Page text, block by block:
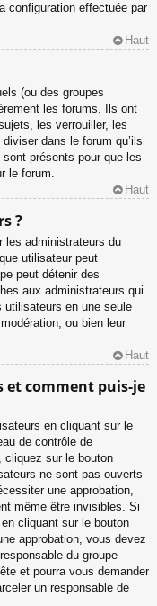
configuration effectuée par
Haut
(ou des groupes
les forums. Ils ont
les verrouiller, les
dans le forum qu’ils
présents pour que les
le forum.
Haut
?
les administrateurs du
utilisateur peut
peut détenir des
aux administrateurs qui
utilisateurs en une seule
ou bien leur
Haut
et comment puis-je
en cliquant sur le
de contrôle de
cliquez sur le bouton
ne sont pas ouverts
une approbation,
même être invisibles. Si
cliquant sur le bouton
approbation, vous devez
du groupe
et pourra vous demander
un responsable de